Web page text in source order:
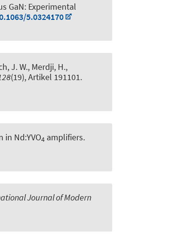
GaN: Experimental
5.0324170
J. W., Merdji, H.,
(19), Artikel 191101.
Nd:YVO4 amplifiers.
Journal of Modern